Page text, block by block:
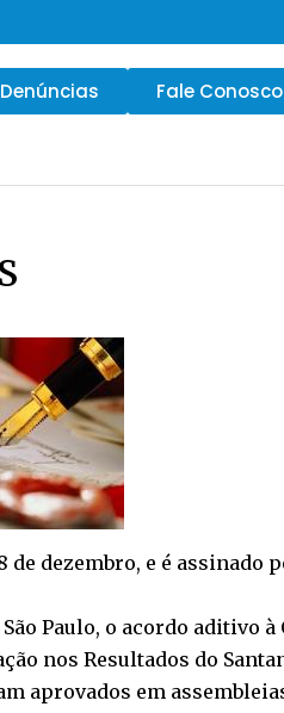
Fale Conosco
dezembro, e é assinado
Paulo, o acordo aditivo
nos Resultados do
aprovados em